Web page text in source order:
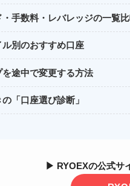
・手数料・レバレッジの一覧
別のおすすめ口座
を途中で変更する方法
「口座選び診断」
▶ RYOEXの公式サ